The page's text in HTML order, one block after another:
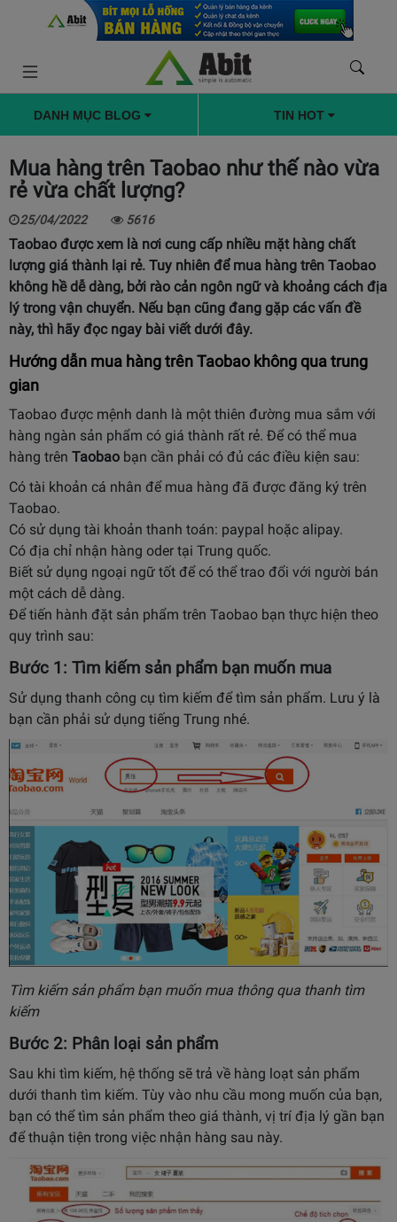
DANH MỤC BLOG TIN HOT
Mua hàng trên Taobao như thế nào vừa
rẻ vừa chất lượng?
25/04/2022 5616
Taobao được xem là nơi cung cấp nhiều mặt hàng chất
lượng giá thành lại rẻ. Tuy nhiên để mua hàng trên Taobao
không hề dễ dàng, bởi rào cản ngôn ngữ và khoảng cách địa
lý trong vận chuyển. Nếu bạn cũng đang gặp các vấn đề
này, thì hãy đọc ngay bài viết dưới đây.
Hướng dẫn mua hàng trên Taobao không qua trung
gian
Taobao được mệnh danh là một thiên đường mua sắm với
hàng ngàn sản phẩm có giá thành rất rẻ. Để có thể mua
hàng trên Taobao bạn cần phải có đủ các điều kiện sau:
Có tài khoản cá nhân để mua hàng đã được đăng ký trên
Taobao.
Có sử dụng tài khoản thanh toán: paypal hoặc alipay.
Có địa chỉ nhận hàng oder tại Trung quốc.
Biết sử dụng ngoại ngữ tốt để có thể trao đổi với người bán
một cách dễ dàng.
Để tiến hành đặt sản phẩm trên Taobao bạn thực hiện theo
quy trình sau:
Bước 1: Tìm kiếm sản phẩm bạn muốn mua
Sử dụng thanh công cụ tìm kiếm để tìm sản phẩm. Lưu ý là
bạn cần phải sử dụng tiếng Trung nhé.
Tìm kiếm sản phẩm bạn muốn mua thông qua thanh tìm
kiếm
Bước 2: Phân loại sản phẩm
Sau khi tìm kiếm, hệ thống sẽ trả về hàng loạt sản phẩm
dưới thanh tìm kiếm. Tùy vào nhu cầu mong muốn của bạn,
bạn có thể tìm sản phẩm theo giá thành, vị trí địa lý gần bạn
để thuận tiện trong việc nhận hàng sau này.